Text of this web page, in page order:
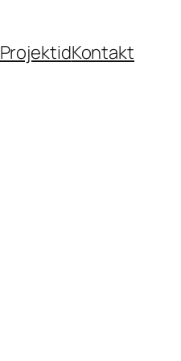
ProjektidKontakt